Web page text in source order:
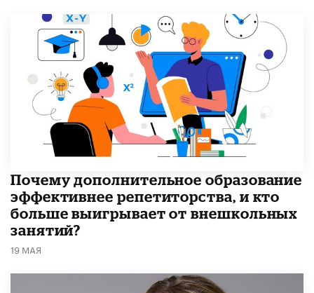
​Почему дополнительное образование
эффективнее репетиторства, и кто
больше выигрывает от внешкольных
занятий?
19 МАЯ